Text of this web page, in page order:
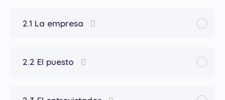
2.1 La empresa
2.2 El puesto